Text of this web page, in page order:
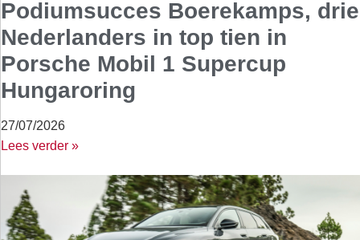
Podiumsucces Boerekamps, drie
Nederlanders in top tien in
Porsche Mobil 1 Supercup
Hungaroring
27/07/2026
Lees verder »